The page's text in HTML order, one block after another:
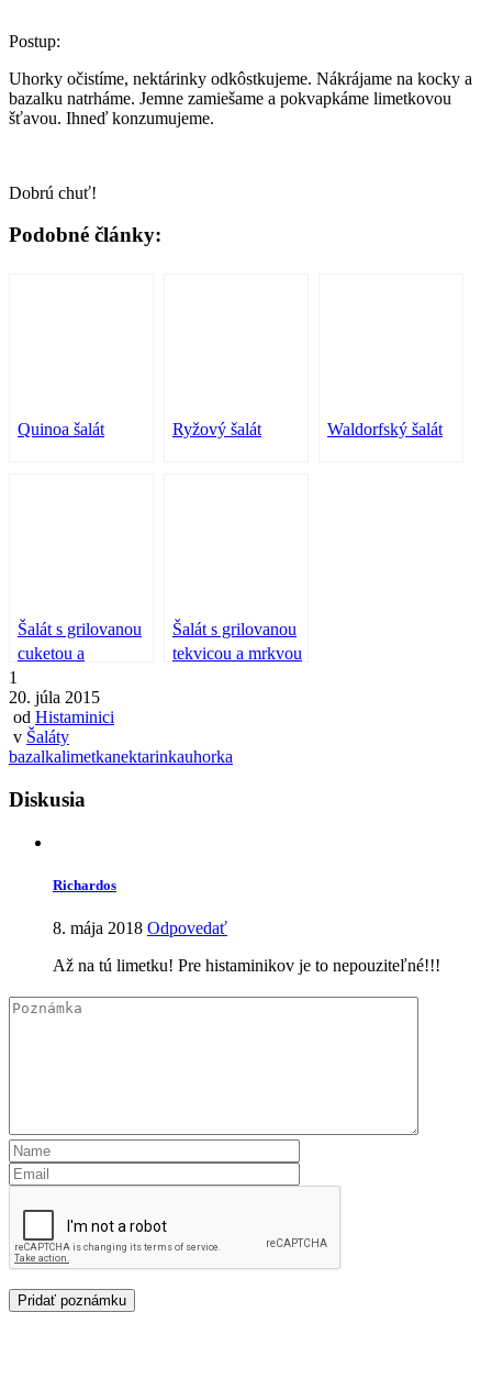
Postup:
Uhorky očistíme, nektárinky odkôstkujeme. Nákrájame na kocky a
bazalku natrháme. Jemne zamiešame a pokvapkáme limetkovou
šťavou. Ihneď konzumujeme.
Dobrú chuť!
Podobné články:
Quinoa šalát Ryžový šalát Waldorfský šalát
Šalát s grilovanou
cuketou a
Šalát s grilovanou
tekvicou a mrkvou
1
20. júla 2015
od Histaminici
v Šaláty
bazalkalimetkanektarinkauhorka
Diskusia
Richardos
8. mája 2018 Odpovedať
Až na tú limetku! Pre histaminikov je to nepouziteľné!!!